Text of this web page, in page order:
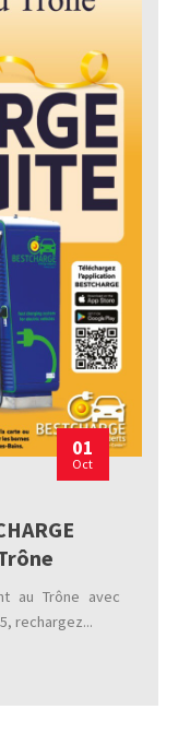
01
Oct
au Trône avec
rechargez...